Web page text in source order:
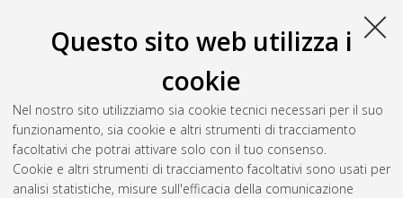
Questo sito web utilizza i
cookie
Nel nostro sito utilizziamo sia cookie tecnici necessari per il suo
funzionamento, sia cookie e altri strumenti di tracciamento
facoltativi che potrai attivare solo con il tuo consenso.
Cookie e altri strumenti di tracciamento facoltativi sono usati per
analisi statistiche, misure sull'efficacia della comunicazione
Zanzi, Manami (2015)Procedural and dosimetric aspects in
peripheral angiography using CO2 as contrast medium.
[Laurea magistrale], Università di Bologna, Corso di Studio in
Fisica [LM-DM270]